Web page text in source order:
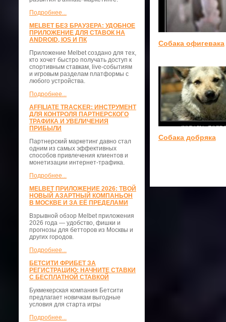
Подробнее...
MELBET БЕЗ БРАУЗЕРА: УДОБНОЕ
ПРИЛОЖЕНИЕ ДЛЯ СТАВОК НА
ANDROID, IOS И ПК
Приложение Melbet создано для тех,
кто хочет быстро получать доступ к
спортивным ставкам, live-событиям
и игровым разделам платформы с
любого устройства.
Подробнее...
AFFILIATE TRACKER: ИНСТРУМЕНТ
ДЛЯ КОНТРОЛЯ ПАРТНЕРСКОГО
ТРАФИКА И УВЕЛИЧЕНИЯ
ПРИБЫЛИ
Партнерский маркетинг давно стал
одним из самых эффективных
способов привлечения клиентов и
монетизации интернет-трафика.
Подробнее...
MELBET ПРИЛОЖЕНИЕ 2026: ТВОЙ
НОВЫЙ АЗАРТНЫЙ КОМПАНЬОН
В МОСКВЕ И ЗА ЕЁ ПРЕДЕЛАМИ
Взрывной обзор Melbet приложения
2026 года — удобство, фишки и
прогнозы для бетторов из Москвы и
других городов.
Подробнее...
БЕТСИТИ ФРИБЕТ ЗА
РЕГИСТРАЦИЮ: НАЧНИТЕ СТАВКИ
С БЕСПЛАТНОЙ СТАВКОЙ
Букмекерская компания Бетсити
предлагает новичкам выгодные
условия для старта игры
Подробнее...
Собака офигевака
Собака добряка